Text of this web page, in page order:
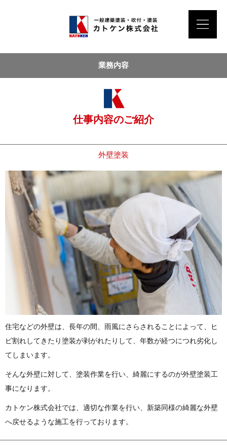
業務内容
仕事内容のご紹介
外壁塗装
住宅などの外壁は、長年の間、雨風にさらされることによって、ヒ
ビ割れしてきたり塗装が剥がれたりして、年数が経つにつれ劣化し
てしまいます。
そんな外壁に対して、塗装作業を行い、綺麗にするのが外壁塗装工
事になります。
カトケン株式会社では、適切な作業を行い、新築同様の綺麗な外壁
へ戻せるような施工を行っております。